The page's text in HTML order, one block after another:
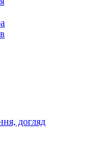
догляд